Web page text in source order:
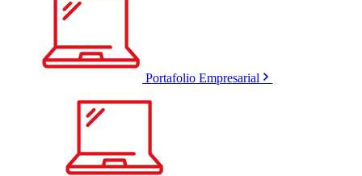
Portafolio Empresarial